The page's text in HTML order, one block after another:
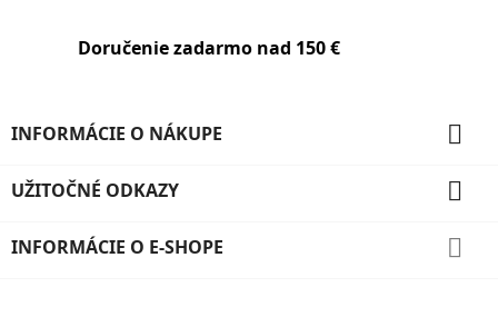
Doručenie zadarmo nad 150 €
INFORMÁCIE O NÁKUPE 
UŽITOČNÉ ODKAZY 
INFORMÁCIE O E-SHOPE 